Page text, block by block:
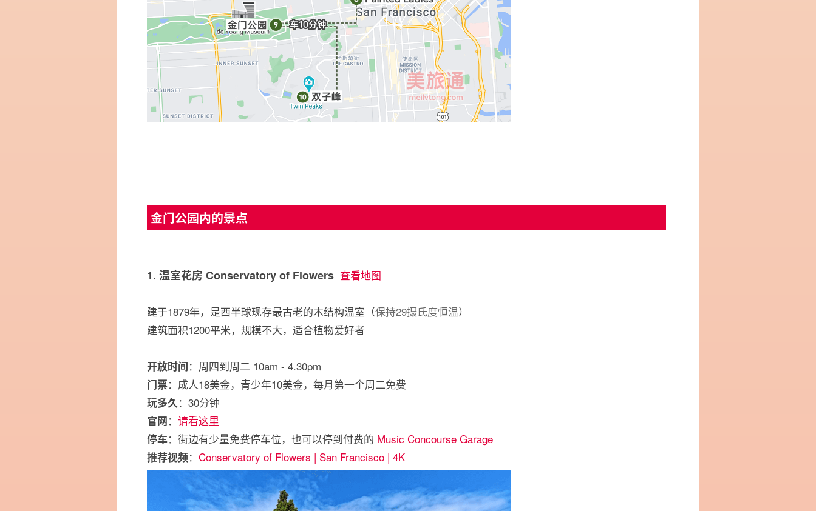
金门公园内的景点
1. 温室花房 Conservatory of Flowers 查看地图
建于1879年，是西半球现存最古老的木结构温室（保持29摄氏度恒温）
建筑面积1200平米，规模不大，适合植物爱好者
开放时间：周四到周二 10am - 4.30pm
门票：成人18美金，青少年10美金，每月第一个周二免费
玩多久：30分钟
官网： 请看这里
停车：街边有少量免费停车位，也可以停到付费的 Music Concourse Garage
推荐视频： Conservatory of Flowers | San Francisco | 4K